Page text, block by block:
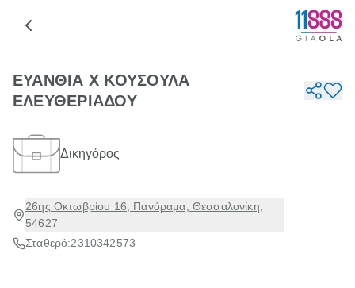
ΕΥΑΝΘΙΑ Χ ΚΟΥΣΟΥΛΑ
ΕΛΕΥΘΕΡΙΑΔΟΥ
Δικηγόρος
26ης Οκτωβρίου 16, Πανόραμα, Θεσσαλονίκη,
54627
Σταθερό:2310342573